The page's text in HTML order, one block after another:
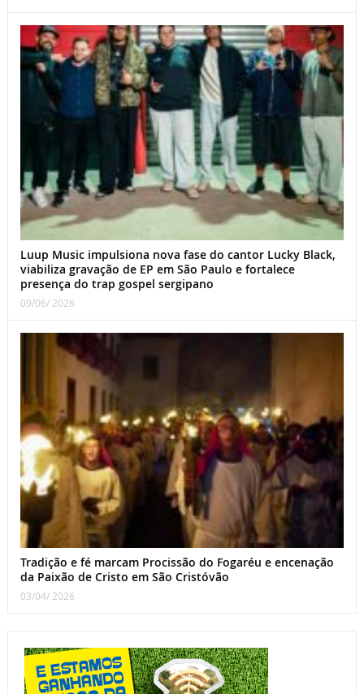
Luup Music impulsiona nova fase do cantor Lucky Black,
viabiliza gravação de EP em São Paulo e fortalece
presença do trap gospel sergipano
09/06/ 2026
Tradição e fé marcam Procissão do Fogaréu e encenação
da Paixão de Cristo em São Cristóvão
03/04/ 2026